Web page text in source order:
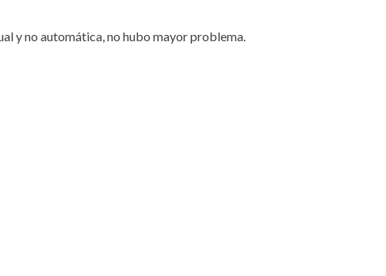
y no automática, no hubo mayor problema.